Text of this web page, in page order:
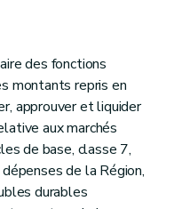
des fonctions
montants repris en
approuver et liquider
aux marchés
de base, classe 7,
de la Région,
durables